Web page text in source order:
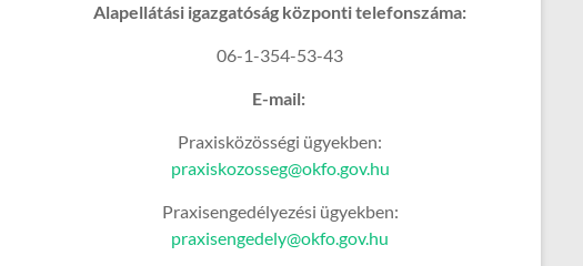
Alapellátási igazgatóság központi telefonszáma:
06-1-354-53-43
E-mail:
Praxisközösségi ügyekben:
praxiskozosseg@okfo.gov.hu
Praxisengedélyezési ügyekben:
praxisengedely@okfo.gov.hu